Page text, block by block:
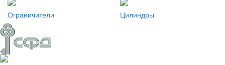
Ограничители Цилиндры